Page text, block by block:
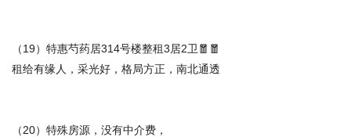
（19）特惠芍药居314号楼整租3居2卫🧧🧧
租给有缘人，采光好，格局方正，南北通透
（20）特殊房源，没有中介费，